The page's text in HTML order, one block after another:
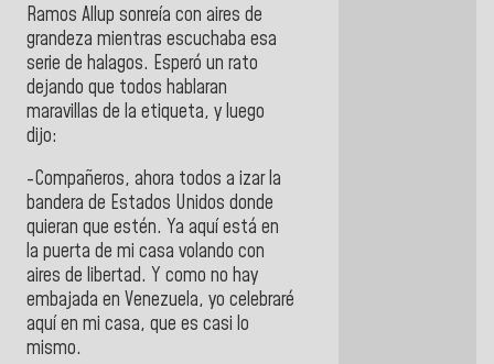
Ramos Allup sonreía con aires de
grandeza mientras escuchaba esa
serie de halagos. Esperó un rato
dejando que todos hablaran
maravillas de la etiqueta, y luego
dijo:
-Compañeros, ahora todos a izar la
bandera de Estados Unidos donde
quieran que estén. Ya aquí está en
la puerta de mi casa volando con
aires de libertad. Y como no hay
embajada en Venezuela, yo celebraré
aquí en mi casa, que es casi lo
mismo.